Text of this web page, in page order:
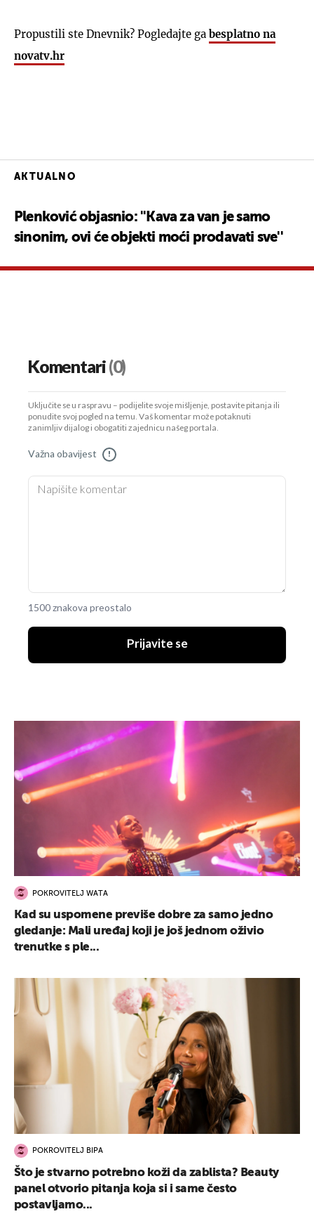
Propustili ste Dnevnik? Pogledajte ga besplatno na
novatv.hr
AKTUALNO
Plenković objasnio: ''Kava za van je samo
sinonim, ovi će objekti moći prodavati sve''
Komentari(0)
Uključite se u raspravu – podijelite svoje mišljenje, postavite pitanja ili
ponudite svoj pogled na temu. Vaš komentar može potaknuti
zanimljiv dijalog i obogatiti zajednicu našeg portala.
Važna obavijest !
1500 znakova preostalo
Prijavite se
POKROVITELJ WATA
Kad su uspomene previše dobre za samo jedno
gledanje: Mali uređaj koji je još jednom oživio
trenutke s ple...
POKROVITELJ BIPA
Što je stvarno potrebno koži da zablista? Beauty
panel otvorio pitanja koja si i same često
postavljamo...